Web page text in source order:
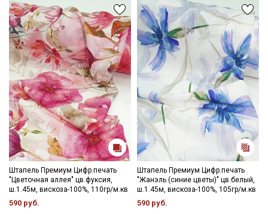
Штапель Премиум Цифр.печать
"Цветочная аллея" цв.фуксия,
ш.1.45м, вискоза-100%, 110гр/м.кв
590 руб.
Штапель Премиум Цифр.печать
"Жанэль (синие цветы)" цв.белый,
ш.1.45м, вискоза-100%, 105гр/м.кв
590 руб.
Ознакомлен(а) сПолитикой обработки персональных
данныхи даюСогласие на обработку персональных
данных
ДаюСогласие на получение рекламных и
информационных рассылок